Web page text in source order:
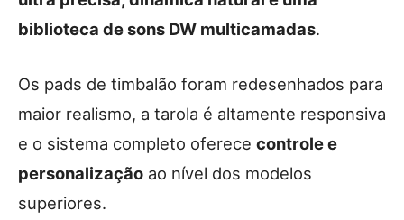
biblioteca de sons DW multicamadas.
Os pads de timbalão foram redesenhados para
maior realismo, a tarola é altamente responsiva
e o sistema completo oferece controle e
personalização ao nível dos modelos
superiores.